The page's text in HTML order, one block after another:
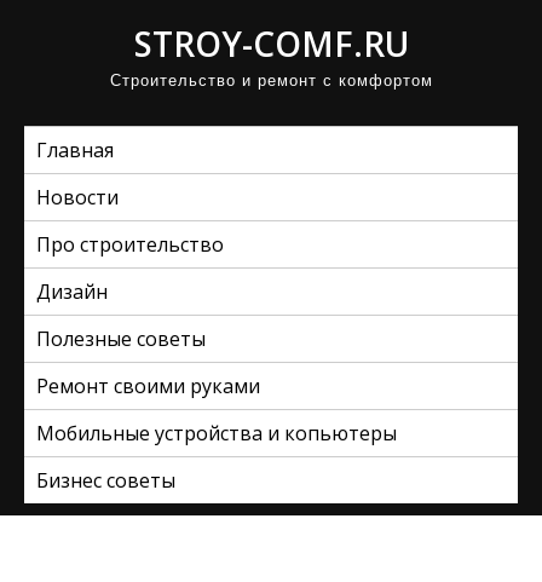
STROY-COMF.RU
Строительство и ремонт с комфортом
Главная
Новости
Про строительство
Дизайн
Полезные советы
Ремонт своими руками
Мобильные устройства и копьютеры
Бизнес советы